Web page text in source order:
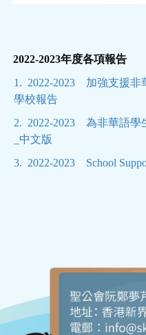
2022-2023年度各項報告
1. 2022-2023 加強支援非
學校報告
2. 2022-2023 為非華語學
_中文版
3. 2022-2023 School